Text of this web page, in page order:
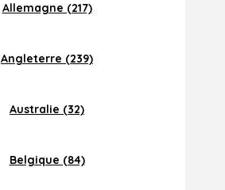
Allemagne (217)
Angleterre (239)
Australie (32)
Belgique (84)